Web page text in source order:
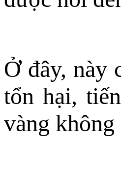
Ở đây, này
tổn hại,
vàng